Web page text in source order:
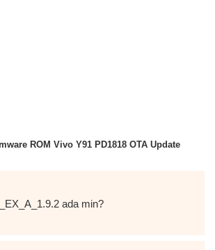
ROM Vivo Y91 PD1818 OTA Update
ada min?